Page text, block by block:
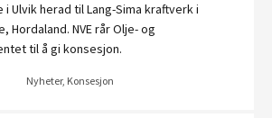
Ulvik herad til Lang-Sima kraftverk i
Hordaland. NVE rår Olje- og
til å gi konsesjon.
Nyheter, Konsesjon